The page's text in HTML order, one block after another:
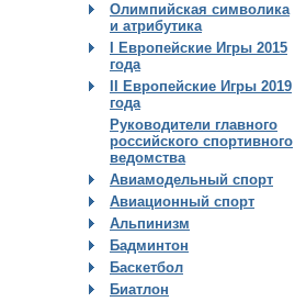
Олимпийская символика
и атрибутика
I Европейские Игры 2015
года
II Европейские Игры 2019
года
Руководители главного
российского спортивного
ведомства
Авиамодельный спорт
Авиационный спорт
Альпинизм
Бадминтон
Баскетбол
Биатлон